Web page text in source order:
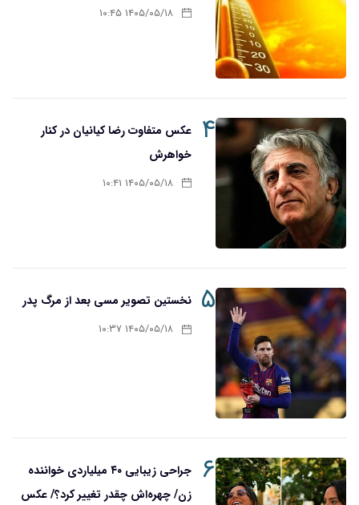
۴ عکس متفاوت رضا کیانیان در کنار
خواهرش
۱۴۰۵/۰۵/۱۸ ۱۰:۴۱
۵ نخستین تصویر مسی بعد از مرگ پدر
۱۴۰۵/۰۵/۱۸ ۱۰:۳۷
۶
جراحی زیبایی ۴۰ میلیاردی خواننده
زن/ چهره‌اش چقدر تغییر کرد؟/ عکس